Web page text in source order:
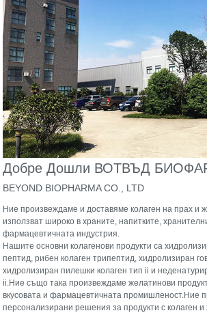
Добре Дошли ВОТВЪД
BEYOND BIOPHARMA CO., LTD
Ние произвеждаме и доставяме колаген на прах и
използват широко в храните, напитките,
фармацевтичната индустрия.
Нашите основни колагенови продукти са
пептид, рибен колаген трипептид, хидролизиран
хидролизиран пилешки колаген тип ii и
ii.Ние също така произвеждаме желатинови
вкусовата и фармацевтичната промишленост.Ние
персонализирани решения за продукти с колаген